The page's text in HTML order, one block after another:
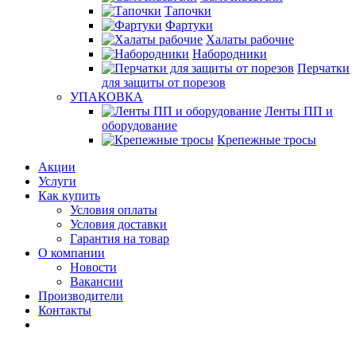
Тапочки
Фартуки
Халаты рабочие
Набородники
Перчатки
для защиты от порезов
УПАКОВКА
Ленты ПП и
оборудование
Крепежные тросы
Акции
Услуги
Как купить
Условия оплаты
Условия доставки
Гарантия на товар
О компании
Новости
Вакансии
Производители
Контакты